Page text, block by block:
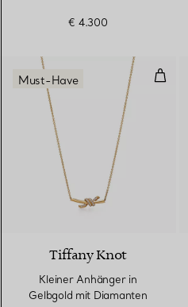
€ 4.300
Must-Have
Tiffany Knot
Kleiner Anhänger in
Gelbgold mit Diamanten